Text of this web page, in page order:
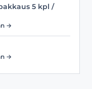
5 kpl /
→
→